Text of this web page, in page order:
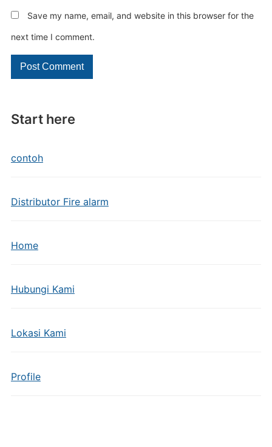
Start here
contoh
Distributor Fire alarm
Home
Hubungi Kami
Lokasi Kami
Profile
Save my name, email, and website in this browser for the
next time I comment.